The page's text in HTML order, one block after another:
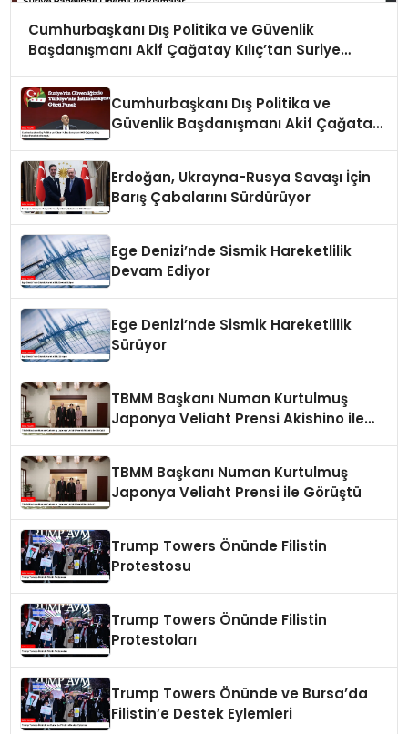
Cumhurbaşkanı Dış Politika ve Güvenlik
Başdanışmanı Akif Çağatay Kılıç’tan Suriye
Cumhurbaşkanı Dış Politika ve
Güvenlik Başdanışmanı Akif Çağatay
Erdoğan, Ukrayna-Rusya Savaşı İçin
Barış Çabalarını Sürdürüyor
Ege Denizi’nde Sismik Hareketlilik
Devam Ediyor
Ege Denizi’nde Sismik Hareketlilik
Sürüyor
TBMM Başkanı Numan Kurtulmuş
Japonya Veliaht Prensi Akishino ile
TBMM Başkanı Numan Kurtulmuş
Japonya Veliaht Prensi ile Görüştü
Trump Towers Önünde Filistin
Protestosu
Trump Towers Önünde Filistin
Protestoları
Trump Towers Önünde ve Bursa’da
Filistin’e Destek Eylemleri